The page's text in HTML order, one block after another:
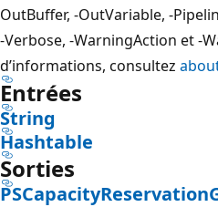
OutBuffer, -OutVariable, -
-Verbose, -WarningAction et -
d’informations, consultez
Entrées
String
Hashtable
Sorties